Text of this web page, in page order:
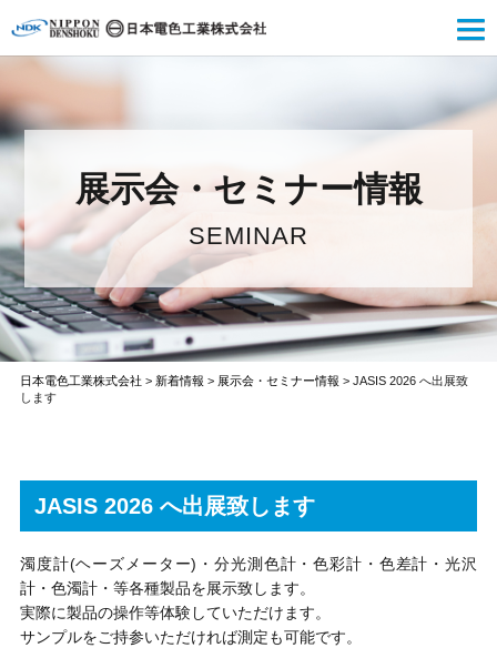
展示会・セミナー情報
SEMINAR
日本電色工業株式会社 > 新着情報 > 展示会・セミナー情報 > JASIS 2026 へ出展致
します
JASIS 2026 へ出展致します
濁度計(ヘーズメーター)・分光測色計・色彩計・色差計・光沢
計・色濁計・等各種製品を展示致します。
実際に製品の操作等体験していただけます。
サンプルをご持参いただければ測定も可能です。